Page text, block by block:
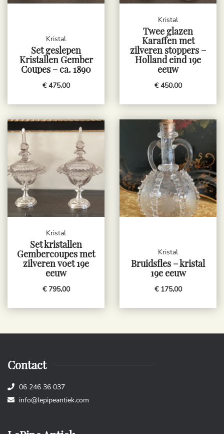
Kristal
Set geslepen
Kristallen Gember
Coupes – ca. 1890
€ 475,00
Kristal
Twee glazen
Karaffen met
zilveren stoppers –
Holland eind 19e
eeuw
€ 450,00
Kristal
Set kristallen
Gembercoupes met
zilveren voet 19e
eeuw
€ 795,00
Kristal
Bruidsfles – kristal
19e eeuw
€ 175,00
Contact
06 246 36 037
info@lepipeantiek.com